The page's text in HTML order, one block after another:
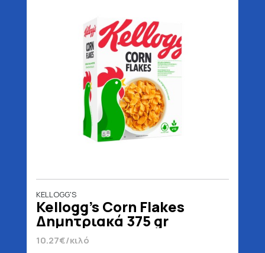
KELLOGG'S
Kellogg's Corn Flakes
Δημητριακά 375 gr
10.27€/κιλό